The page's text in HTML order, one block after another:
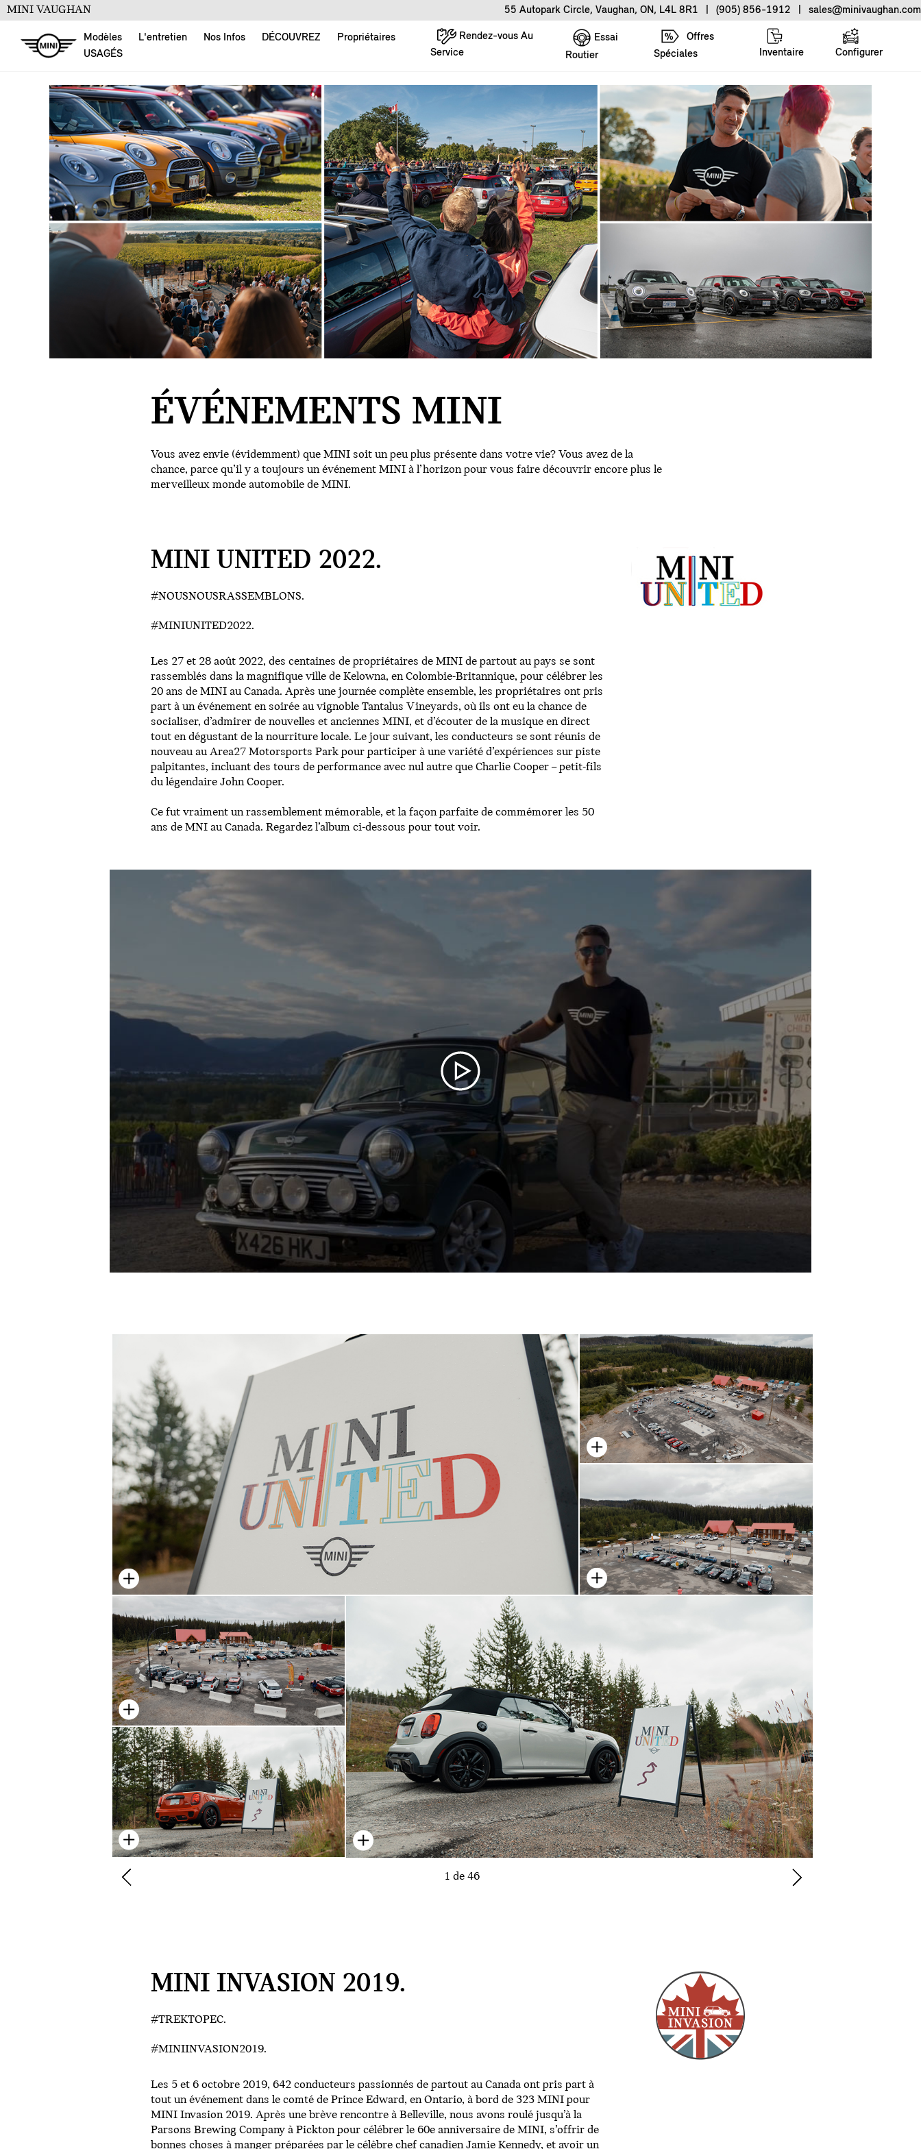
MINI VAUGHAN 55 Autopark Circle, Vaughan, ON, L4L 8R1 (905) 856-1912 sales@minivaughan.com
Modèles L'entretien Nos Infos DÉCOUVREZ
Propriétaires
USAGÉS
Rendez-vous Au
Service
Essai
Routier
Offres
Spéciales
Inventaire Configurer
ÉVÉNEMENTS MINI
Vous avez envie (évidemment) que MINI soit un peu plus présente dans votre vie? Vous avez de la
chance, parce qu’il y a toujours un événement MINI à l’horizon pour vous faire découvrir encore plus le
merveilleux monde automobile de MINI.
MINI UNITED 2022.
#NOUSNOUSRASSEMBLONS.
#MINIUNITED2022.
Les 27 et 28 août 2022, des centaines de propriétaires de MINI de partout au pays se sont
rassemblés dans la magnifique ville de Kelowna, en Colombie-Britannique, pour célébrer les
20 ans de MINI au Canada. Après une journée complète ensemble, les propriétaires ont pris
part à un événement en soirée au vignoble Tantalus Vineyards, où ils ont eu la chance de
socialiser, d’admirer de nouvelles et anciennes MINI, et d’écouter de la musique en direct
tout en dégustant de la nourriture locale. Le jour suivant, les conducteurs se sont réunis de
nouveau au Area27 Motorsports Park pour participer à une variété d’expériences sur piste
palpitantes, incluant des tours de performance avec nul autre que Charlie Cooper – petit-fils
du légendaire John Cooper.
Ce fut vraiment un rassemblement mémorable, et la façon parfaite de commémorer les 50
ans de MNI au Canada. Regardez l’album ci-dessous pour tout voir.
1 de 46
MINI INVASION 2019.
#TREKTOPEC.
#MINIINVASION2019.
Les 5 et 6 octobre 2019, 642 conducteurs passionnés de partout au Canada ont pris part à
tout un événement dans le comté de Prince Edward, en Ontario, à bord de 323 MINI pour
MINI Invasion 2019. Après une brève rencontre à Belleville, nous avons roulé jusqu’à la
Parsons Brewing Company à Pickton pour célébrer le 60e anniversaire de MINI, s’offrir de
bonnes choses à manger préparées par le célèbre chef canadien Jamie Kennedy, et avoir un